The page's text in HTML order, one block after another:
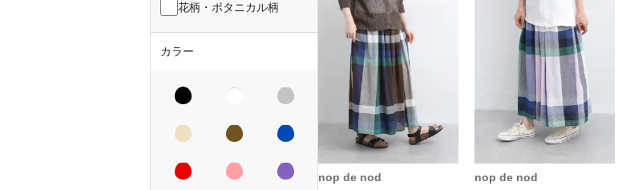
花柄・ボタニカル柄
カラー
nop de nod
nop de nod